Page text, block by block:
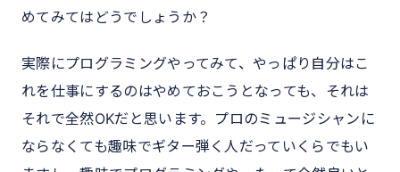
めてみてはどうでしょうか？
実際にプログラミングやってみて、やっぱり自分はこ
れを仕事にするのはやめておこうとなっても、それは
それで全然OKだと思います。プロのミュージシャンに
ならなくても趣味でギター弾く人だっていくらでもい